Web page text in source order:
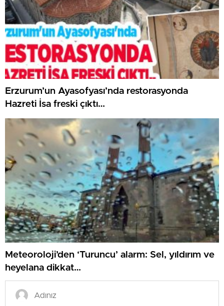
Erzurum’un Ayasofyası’nda restorasyonda
Hazreti İsa freski çıktı…
Meteoroloji’den ‘Turuncu’ alarm: Sel, yıldırım ve
heyelana dikkat…